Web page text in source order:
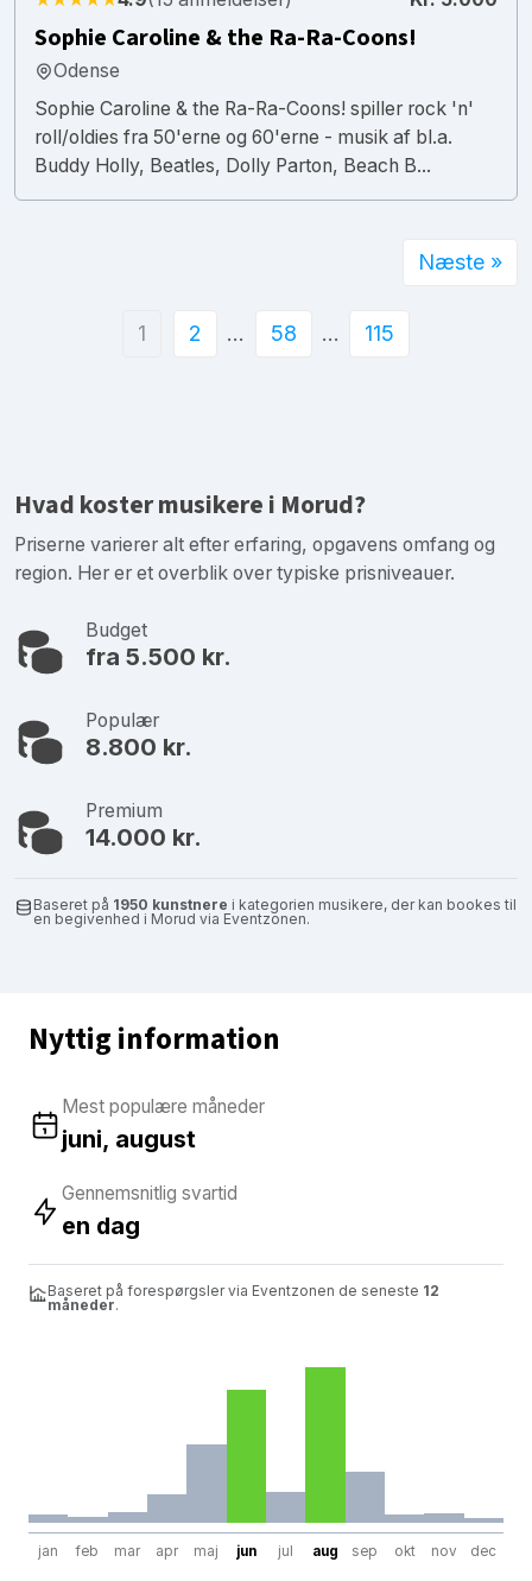
Sophie Caroline & the Ra-Ra-Coons!
Odense
Sophie Caroline & the Ra-Ra-Coons! spiller rock 'n'
roll/oldies fra 50'erne og 60'erne - musik af bl.a.
Buddy Holly, Beatles, Dolly Parton, Beach B...
1 2 … 58 … 115
Næste »
Hvad koster musikere i Morud?
Priserne varierer alt efter erfaring, opgavens omfang og
region. Her er et overblik over typiske prisniveauer.
Budget
fra 5.500 kr.
Populær
8.800 kr.
Premium
14.000 kr.
Baseret på 1950 kunstnere i kategorien musikere, der kan bookes til
en begivenhed i Morud via Eventzonen.
Nyttig information
Mest populære måneder
juni, august
Gennemsnitlig svartid
en dag
Baseret på forespørgsler via Eventzonen de seneste 12
måneder.
jan feb mar apr maj jun jul aug sep okt nov dec